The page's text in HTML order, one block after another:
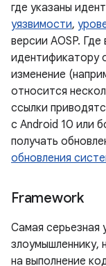
где указаны
уязвимости,
версии AOSP.
идентификатору
изменение
относится
ссылки
с Android 10 или
получать
обновления
Framework
Самая серьезная
злоумышленнику,
на выполнение